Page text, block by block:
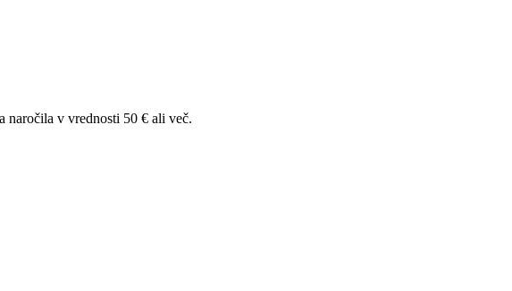
naročila v vrednosti 50 € ali več.